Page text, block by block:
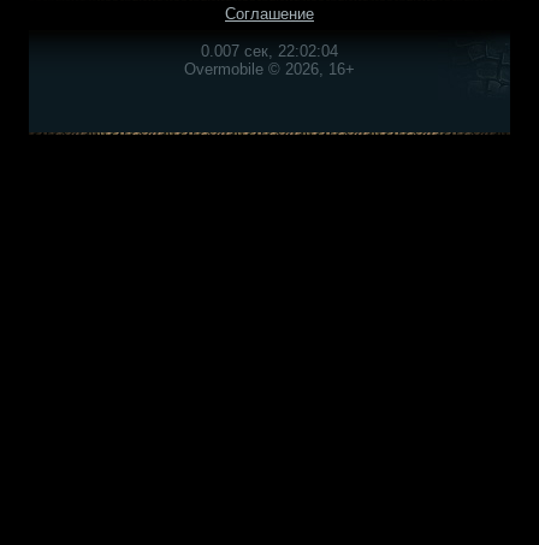
Соглашение
0.007 сек, 22:02:04
Overmobile © 2026, 16+